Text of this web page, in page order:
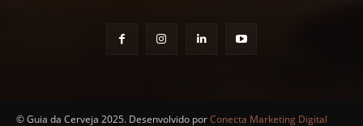
© Guia da Cerveja 2025. Desenvolvido porConecta Marketing Digital